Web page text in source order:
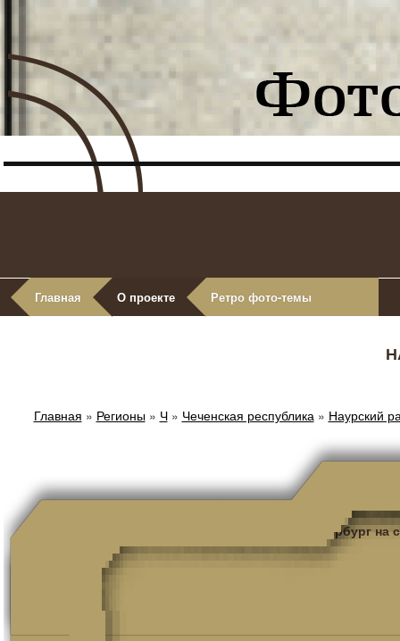
Главная О проекте Ретро фото-темы
Главная » Регионы» Ч» Чеченская республика» Наурский
Санкт-Петербург